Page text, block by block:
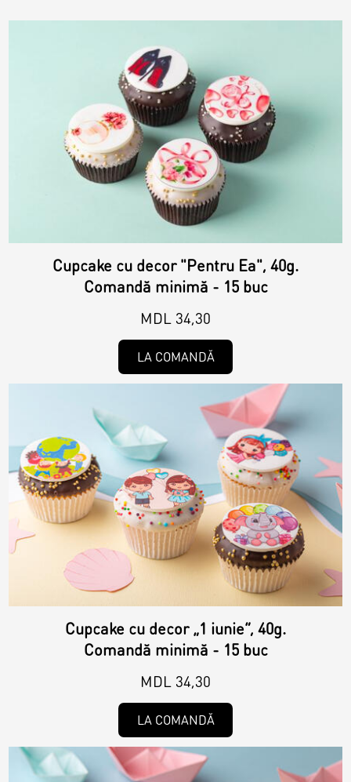
Cake (Slice)
Dessert
Macaron
Croissants & muffins
Cookies
Raw & Vegan
Cakes
Surprises
Topper
Candles
Cupcake cu decor "Pentru Ea", 40g.
Comandă minimă - 15 buc
MDL 34,30
LA COMANDĂ
Cupcake cu decor „1 iunie”, 40g.
Comandă minimă - 15 buc
MDL 34,30
LA COMANDĂ